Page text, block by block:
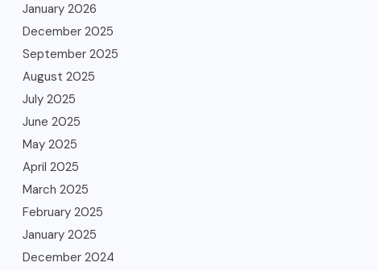
January 2026
December 2025
September 2025
August 2025
July 2025
June 2025
May 2025
April 2025
March 2025
February 2025
January 2025
December 2024